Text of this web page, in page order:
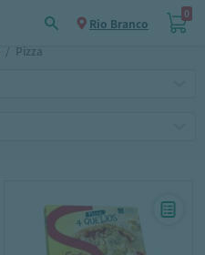
Rio Branco
0
/ Pizza